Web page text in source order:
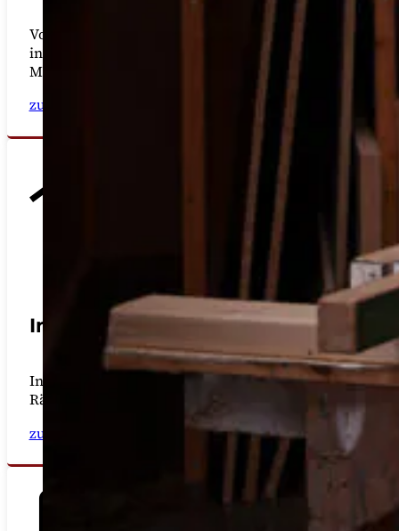
Von Herstellung bis hin zur Montage von
individuellen Einbauschränken und einzigartigen
Möbelstücken.
zur Leistung
Innenausbau
Innenausbau, der funktionale und ästhetische
Räume passgenau realisiert.
zur Leistung